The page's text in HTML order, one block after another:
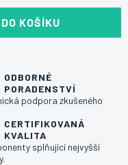
KOŠÍKU
ODBORNÉ
PORADENSTVÍ
podpora zkušeného
CERTIFIKOVANÁ
KVALITA
splňující nejvyšší